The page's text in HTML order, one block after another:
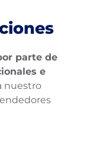
parte de
e
nuestro